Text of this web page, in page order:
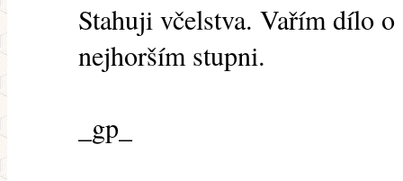
Stahuji včelstva. Vařím dílo
nejhorším stupni.
_gp_